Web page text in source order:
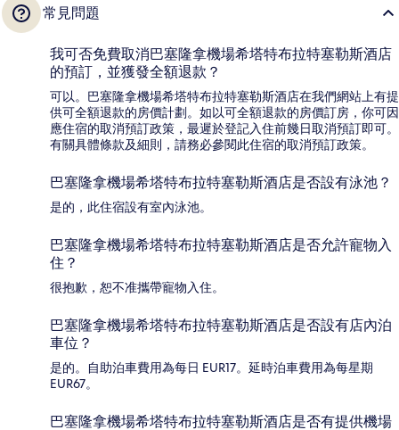
常見問題
我可否免費取消巴塞隆拿機場希塔特布拉特塞勒斯酒店
的預訂，並獲發全額退款？
可以。巴塞隆拿機場希塔特布拉特塞勒斯酒店在我們網站上有提
供可全額退款的房價計劃。如以可全額退款的房價訂房，你可因
應住宿的取消預訂政策，最遲於登記入住前幾日取消預訂即可。
有關具體條款及細則，請務必參閱此住宿的取消預訂政策。
巴塞隆拿機場希塔特布拉特塞勒斯酒店是否設有泳池？
是的，此住宿設有室內泳池。
巴塞隆拿機場希塔特布拉特塞勒斯酒店是否允許寵物入
住？
很抱歉，恕不准攜帶寵物入住。
巴塞隆拿機場希塔特布拉特塞勒斯酒店是否設有店內泊
車位？
是的。自助泊車費用為每日 EUR17。延時泊車費用為每星期
EUR67。
巴塞隆拿機場希塔特布拉特塞勒斯酒店是否有提供機場